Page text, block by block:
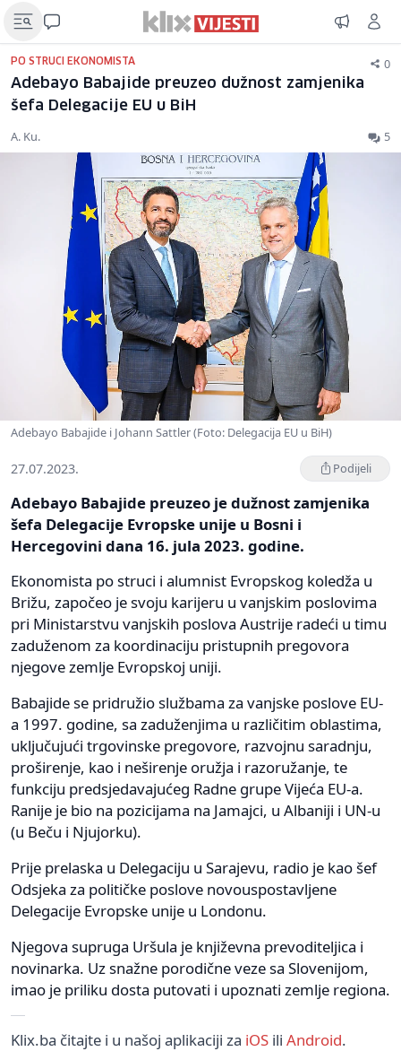
PO STRUCI EKONOMISTA 0
Adebayo Babajide preuzeo dužnost zamjenika
šefa Delegacije EU u BiH
A. Ku. 5
Adebayo Babajide i Johann Sattler (Foto: Delegacija EU u BiH)
27.07.2023. Podijeli
Adebayo Babajide preuzeo je dužnost zamjenika
šefa Delegacije Evropske unije u Bosni i
Hercegovini dana 16. jula 2023. godine.
Ekonomista po struci i alumnist Evropskog koledža u
Brižu, započeo je svoju karijeru u vanjskim poslovima
pri Ministarstvu vanjskih poslova Austrije radeći u timu
zaduženom za koordinaciju pristupnih pregovora
njegove zemlje Evropskoj uniji.
Babajide se pridružio službama za vanjske poslove EU-
a 1997. godine, sa zaduženjima u različitim oblastima,
uključujući trgovinske pregovore, razvojnu saradnju,
proširenje, kao i neširenje oružja i razoružanje, te
funkciju predsjedavajućeg Radne grupe Vijeća EU-a.
Ranije je bio na pozicijama na Jamajci, u Albaniji i UN-u
(u Beču i Njujorku).
Prije prelaska u Delegaciju u Sarajevu, radio je kao šef
Odsjeka za političke poslove novouspostavljene
Delegacije Evropske unije u Londonu.
Njegova supruga Uršula je književna prevoditeljica i
novinarka. Uz snažne porodične veze sa Slovenijom,
imao je priliku dosta putovati i upoznati zemlje regiona.
Klix.ba čitajte i u našoj aplikaciji za iOS ili Android.